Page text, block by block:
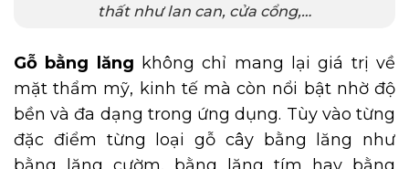
thất như lan can, cửa cổng,…
Gỗ bằng lăng không chỉ mang lại giá trị về
mặt thẩm mỹ, kinh tế mà còn nổi bật nhờ độ
bền và đa dạng trong ứng dụng. Tùy vào từng
đặc điểm từng loại gỗ cây bằng lăng như
bằng lăng cườm, bằng lăng tím hay bằng